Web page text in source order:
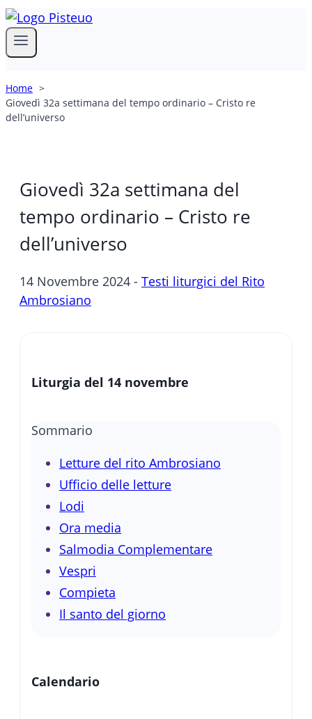
Home
Giovedì 32a settimana del tempo ordinario – Cristo re
dell’universo
Giovedì 32a settimana del
tempo ordinario – Cristo re
dell’universo
14 Novembre 2024 - Testi liturgici del Rito
Ambrosiano
Liturgia del 14 novembre
Sommario
Letture del rito Ambrosiano
Ufficio delle letture
Lodi
Ora media
Salmodia Complementare
Vespri
Compieta
Il santo del giorno
Calendario